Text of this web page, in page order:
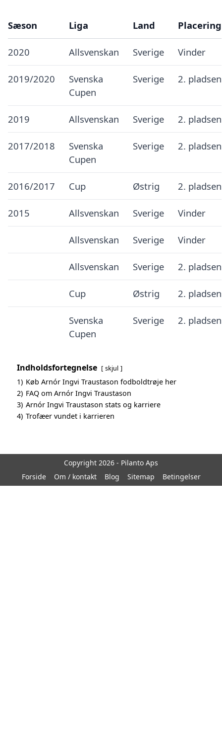
Sæson Liga Land Placering
2020 Allsvenskan Sverige Vinder
2019/2020
Svenska
Cupen
Sverige 2. pladsen
2019 Allsvenskan Sverige 2. pladsen
2017/2018
Svenska
Cupen
Sverige 2. pladsen
2016/2017 Cup Østrig 2. pladsen
2015 Allsvenskan Sverige Vinder
Allsvenskan Sverige Vinder
Allsvenskan Sverige 2. pladsen
Cup Østrig 2. pladsen
Svenska
Cupen
Sverige 2. pladsen
Indholdsfortegnelse skjul
1) Køb Arnór Ingvi Traustason fodboldtrøje her
2) FAQ om Arnór Ingvi Traustason
3) Arnór Ingvi Traustason stats og karriere
4) Trofæer vundet i karrieren
Copyright 2026 - Pilanto Aps
Forside
Om / kontakt Blog Sitemap Betingelser